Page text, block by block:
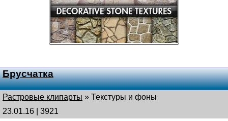
Брусчатка
Растровые клипарты » Текстуры и фоны
23.01.16 | 3921